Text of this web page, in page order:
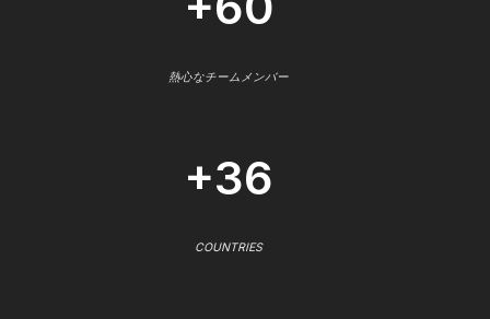
熱心なチームメンバー
+36
COUNTRIES